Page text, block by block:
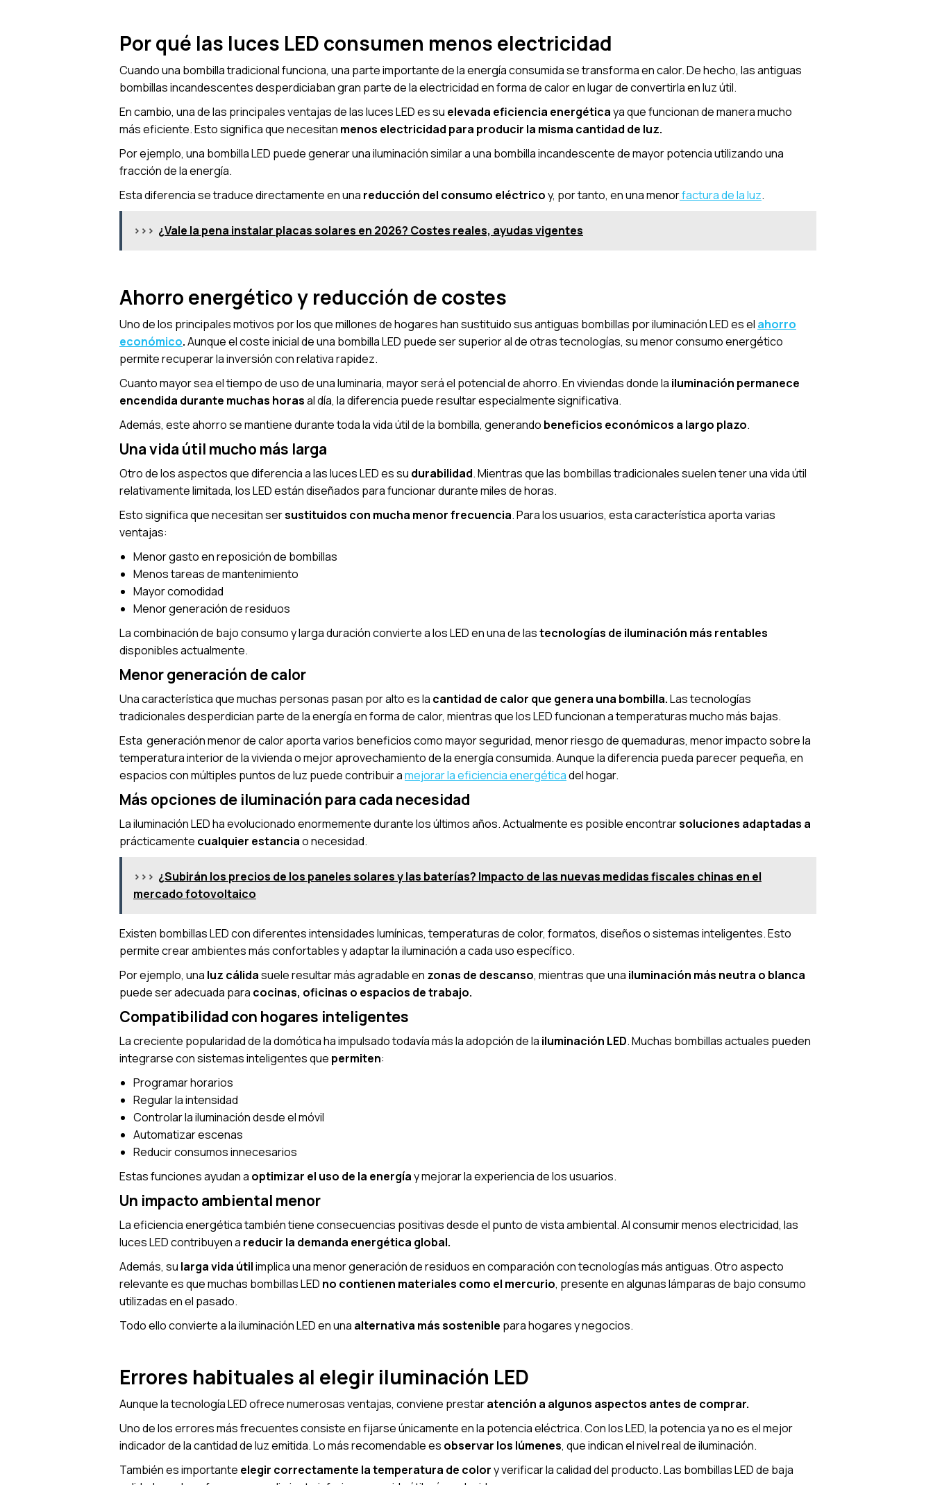
Por qué las luces LED consumen menos electricidad
Cuando una bombilla tradicional funciona, una parte importante de la energía consumida se transforma en calor. De hecho, las antiguas
bombillas incandescentes desperdiciaban gran parte de la electricidad en forma de calor en lugar de convertirla en luz útil.
En cambio, una de las principales ventajas de las luces LED es su elevada eficiencia energéticaya que funcionan de manera mucho
más eficiente. Esto significa que necesitan menos electricidad para producir la misma cantidad de luz.
Por ejemplo, una bombilla LED puede generar una iluminación similar a una bombilla incandescente de mayor potencia utilizando una
fracción de la energía.
Esta diferencia se traduce directamente en una reducción del consumo eléctricoy, por tanto, en una menorfactura de la luz.
>>> ¿Vale la pena instalar placas solares en 2026? Costes reales, ayudas vigentes
Ahorro energético y reducción de costes
Uno de los principales motivos por los que millones de hogares han sustituido sus antiguas bombillas por iluminación LED es el ahorro
económico.Aunque el coste inicial de una bombilla LED puede ser superior al de otras tecnologías, su menor consumo energético
permite recuperar la inversión con relativa rapidez.
Cuanto mayor sea el tiempo de uso de una luminaria, mayor será el potencial de ahorro. En viviendas donde la iluminación permanece
encendida durante muchas horasal día, la diferencia puede resultar especialmente significativa.
Además, este ahorro se mantiene durante toda la vida útil de la bombilla, generando beneficios económicos a largo plazo.
Una vida útil mucho más larga
Otro de los aspectos que diferencia a las luces LED es su durabilidad. Mientras que las bombillas tradicionales suelen tener una vida útil
relativamente limitada, los LED están diseñados para funcionar durante miles de horas.
Esto significa que necesitan sersustituidos con mucha menor frecuencia. Para los usuarios, esta característica aporta varias
ventajas:
Menor gasto en reposición de bombillas
Menos tareas de mantenimiento
Mayor comodidad
Menor generación de residuos
La combinación de bajo consumo y larga duración convierte a los LED en una de lastecnologías de iluminación más rentables
disponibles actualmente.
Menor generación de calor
Una característica que muchas personas pasan por alto es la cantidad de calor que genera una bombilla.Las tecnologías
tradicionales desperdician parte de la energía en forma de calor, mientras que los LED funcionan a temperaturas mucho más bajas.
Esta generación menor de calor aporta varios beneficios como mayor seguridad, menor riesgo de quemaduras, menor impacto sobre la
temperatura interior de la vivienda o mejor aprovechamiento de la energía consumida.Aunque la diferencia pueda parecer pequeña, en
espacios con múltiples puntos de luz puede contribuir amejorar la eficiencia energéticadel hogar.
Más opciones de iluminación para cada necesidad
La iluminación LED ha evolucionado enormemente durante los últimos años. Actualmente es posible encontrarsoluciones adaptadas a
prácticamente cualquier estanciao necesidad.
>>> ¿Subirán los precios de los paneles solares y las baterías? Impacto de las nuevas medidas fiscales chinas en el
mercado fotovoltaico
Existen bombillas LED con diferentes intensidades lumínicas, temperaturas de color, formatos, diseños o sistemas inteligentes. Esto
permite crear ambientes más confortables y adaptar la iluminación a cada uso específico.
Por ejemplo, una luz cálidasuele resultar más agradable en zonas de descanso, mientras que una iluminación más neutra o blanca
puede ser adecuada para cocinas, oficinas o espacios de trabajo.
Compatibilidad con hogares inteligentes
La creciente popularidad de la domótica ha impulsado todavía más la adopción de la iluminación LED. Muchas bombillas actuales pueden
integrarse con sistemas inteligentes que permiten:
Programar horarios
Regular la intensidad
Controlar la iluminación desde el móvil
Automatizar escenas
Reducir consumos innecesarios
Estas funciones ayudan a optimizar el uso de la energíay mejorar la experiencia de los usuarios.
Un impacto ambiental menor
La eficiencia energética también tiene consecuencias positivas desde el punto de vista ambiental. Al consumir menos electricidad, las
luces LED contribuyen a reducir la demanda energética global.
Además, su larga vida útilimplica una menor generación de residuos en comparación con tecnologías más antiguas. Otro aspecto
relevante es que muchas bombillas LED no contienen materiales como el mercurio, presente en algunas lámparas de bajo consumo
utilizadas en el pasado.
Todo ello convierte a la iluminación LED en una alternativa más sostenible para hogares y negocios.
Errores habituales al elegir iluminación LED
Aunque la tecnología LED ofrece numerosas ventajas, conviene prestaratención a algunos aspectos antes de comprar.
Uno de los errores más frecuentes consiste en fijarse únicamente en la potencia eléctrica. Con los LED, la potencia ya no es el mejor
indicador de la cantidad de luz emitida. Lo más recomendable es observar los lúmenes, que indican el nivel real de iluminación.
También es importante elegir correctamente la temperatura de colory verificar la calidad del producto. Las bombillas LED de baja